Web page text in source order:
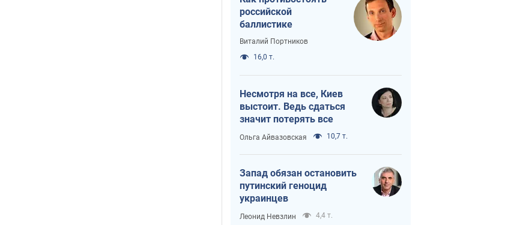
российской
баллистике
Виталий Портников
16,0 т.
Несмотря на все, Киев
выстоит. Ведь сдаться
значит потерять все
Ольга Айвазовская 10,7 т.
Запад обязан остановить
путинский геноцид
украинцев
Леонид Невзлин 4,4 т.